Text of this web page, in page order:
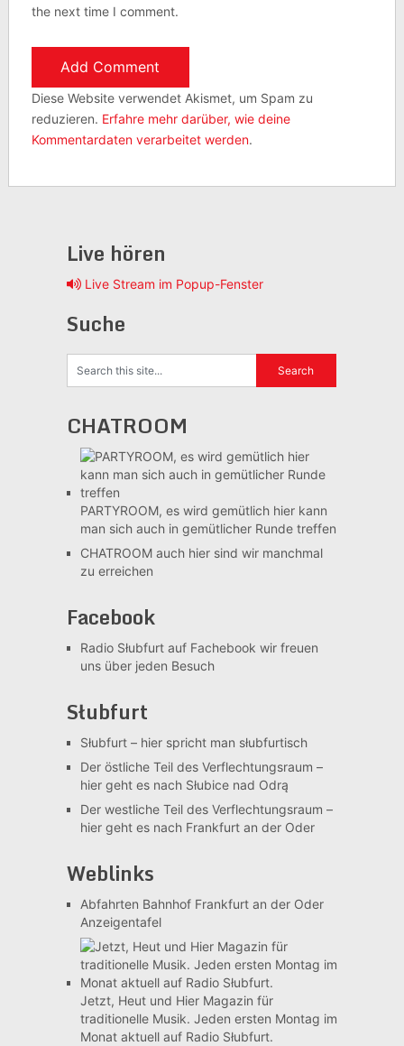
the next time I comment.
Diese Website verwendet Akismet, um Spam zu
reduzieren. Erfahre mehr darüber, wie deine
Kommentardaten verarbeitet werden.
Live hören
Live Stream im Popup-Fenster
Suche
CHATROOM
PARTYROOM, es wird gemütlichhier kann
man sich auch in gemütlicher Runde treffen
CHATROOMauch hier sind wir manchmal
zu erreichen
Facebook
Radio Słubfurt auf Fachebook wir freuen
uns über jeden Besuch
Słubfurt
Słubfurt –hier spricht man słubfurtisch
Der östliche Teil des Verflechtungsraum –
hier geht es nach Słubice nad Odrą
Der westliche Teil des Verflechtungsraum –
hier geht es nach Frankfurt an der Oder
Weblinks
Abfahrten Bahnhof Frankfurt an der Oder
Anzeigentafel
Jetzt, Heut und HierMagazin für
traditionelle Musik. Jeden ersten Montag im
Monat aktuell auf Radio Słubfurt.